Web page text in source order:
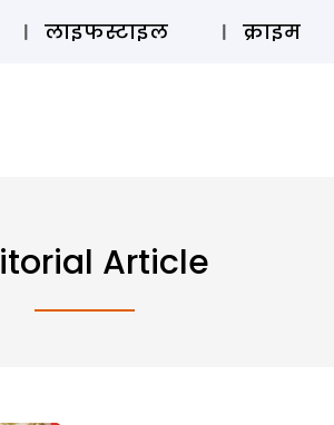
ऑडियो
लाइफस्टाइल क्राइम
Article